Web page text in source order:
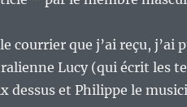
courrier que j’ai reçu, j’ai
Lucy (qui écrit les
dessus et Philippe le